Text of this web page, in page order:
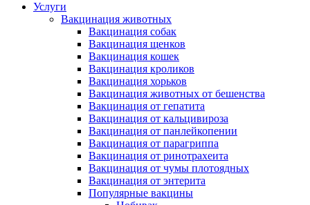
Услуги
Вакцинация животных
Вакцинация собак
Вакцинация щенков
Вакцинация кошек
Вакцинация кроликов
Вакцинация хорьков
Вакцинация животных от бешенства
Вакцинация от гепатита
Вакцинация от кальцивироза
Вакцинация от панлейкопении
Вакцинация от парагриппа
Вакцинация от ринотрахеита
Вакцинация от чумы плотоядных
Вакцинация от энтерита
Популярные вакцины